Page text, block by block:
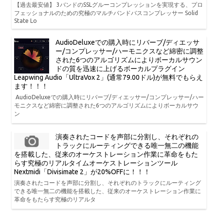
【過去最安値】 3バンドのSSLグルーコンプレッションを実現する、プロ
フェッショナルのための究極のマルチバンドバスコンプレッサー Solid
State Lo
AudioDeluxeでの購入時にリバーブ/ディエッサ
ー/コンプレッサー/ハーモニクスなど綿密に調整
された6つのアルゴリズムによりボーカルサウン
ドの質を迅速に上げるボーカルプラグイン
Leapwing Audio「UltraVox 2」(通常79.00ドル)が無料でもらえ
ます！！！
AudioDeluxeでの購入時にリバーブ/ディエッサー/コンプレッサー/ハー
モニクスなど綿密に調整された6つのアルゴリズムによりボーカルサウ
ン
演奏されたコードを声部に分割し、それぞれの
トラックにルーティングできる唯一無二の機能
を搭載した、従来のオーケストレーション作業に革命をもた
らす究極のリアルタイムオーケストレーションツール
Nextmidi「Divisimate 2」が20%OFFに！！！
演奏されたコードを声部に分割し、それぞれのトラックにルーティング
できる唯一無二の機能を搭載した、従来のオーケストレーション作業に
革命をもたらす究極のリアルタ